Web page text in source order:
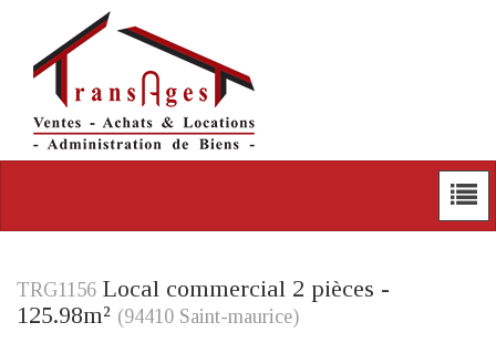
TRG1156 Local commercial 2 pièces -
125.98m² (94410 Saint-maurice)